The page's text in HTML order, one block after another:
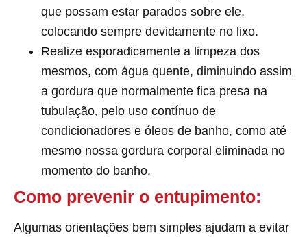
que possam estar parados sobre ele,
colocando sempre devidamente no lixo.
Realize esporadicamente a limpeza dos
mesmos, com água quente, diminuindo assim
a gordura que normalmente fica presa na
tubulação, pelo uso contínuo de
condicionadores e óleos de banho, como até
mesmo nossa gordura corporal eliminada no
momento do banho.
Como prevenir o entupimento:
Algumas orientações bem simples ajudam a evitar